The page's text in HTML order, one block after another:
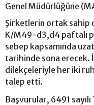
Genel Müdürlüğüne
Şirketlerin ortak sahip
K/M49-d3,d4 paftalı
sebep kapsamında
tarihinde sona
dilekçeleriyle her iki
talep etti.
Başvurular, 6491